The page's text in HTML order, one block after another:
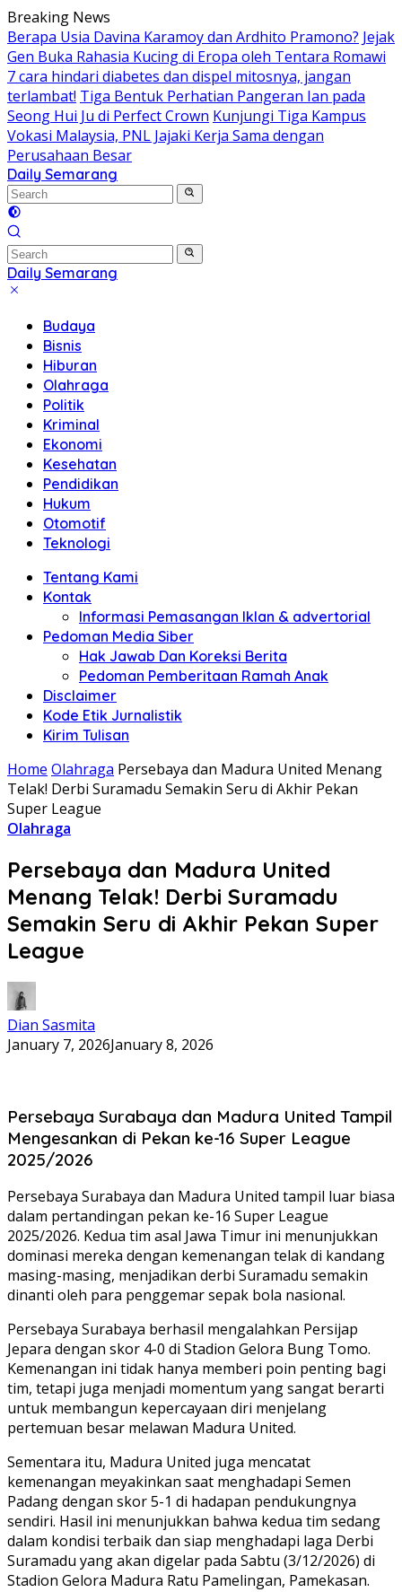
Skip
to
content
Breaking News
Berapa Usia Davina Karamoy dan Ardhito Pramono? Jejak
Gen Buka Rahasia Kucing di Eropa oleh Tentara Romawi
7 cara hindari diabetes dan dispel mitosnya, jangan
terlambat! Tiga Bentuk Perhatian Pangeran Ian pada
Seong Hui Ju di Perfect Crown Kunjungi Tiga Kampus
Vokasi Malaysia, PNL Jajaki Kerja Sama dengan
Perusahaan Besar
Daily Semarang
"Semarang
Hari
Ini:
Informasi
Terkini
untuk
Daily Semarang
"Semarang
Informasi
Terkini
untuk
Anda"
Budaya
Bisnis
Hiburan
Olahraga
Politik
Kriminal
Ekonomi
Kesehatan
Pendidikan
Hukum
Otomotif
Teknologi
Tentang Kami
Kontak
Informasi Pemasangan Iklan & advertorial
Pedoman Media Siber
Hak Jawab Dan Koreksi Berita
Pedoman Pemberitaan Ramah Anak
Disclaimer
Kode Etik Jurnalistik
Kirim Tulisan
Home Olahraga Persebaya dan Madura United Menang
Telak! Derbi Suramadu Semakin Seru di Akhir Pekan
Super League
Olahraga
Persebaya dan Madura United
Menang Telak! Derbi Suramadu
Semakin Seru di Akhir Pekan Super
League
Dian Sasmita
January 7, 2026January 8, 2026
Persebaya Surabaya dan Madura United Tampil
Mengesankan di Pekan ke-16 Super League
2025/2026
Persebaya Surabaya dan Madura United tampil luar biasa
dalam pertandingan pekan ke-16 Super League
2025/2026. Kedua tim asal Jawa Timur ini menunjukkan
dominasi mereka dengan kemenangan telak di kandang
masing-masing, menjadikan derbi Suramadu semakin
dinanti oleh para penggemar sepak bola nasional.
Persebaya Surabaya berhasil mengalahkan Persijap
Jepara dengan skor 4-0 di Stadion Gelora Bung Tomo.
Kemenangan ini tidak hanya memberi poin penting bagi
tim, tetapi juga menjadi momentum yang sangat berarti
untuk membangun kepercayaan diri menjelang
pertemuan besar melawan Madura United.
Sementara itu, Madura United juga mencatat
kemenangan meyakinkan saat menghadapi Semen
Padang dengan skor 5-1 di hadapan pendukungnya
sendiri. Hasil ini menunjukkan bahwa kedua tim sedang
dalam kondisi terbaik dan siap menghadapi laga Derbi
Suramadu yang akan digelar pada Sabtu (3/12/2026) di
Stadion Gelora Madura Ratu Pamelingan, Pamekasan.